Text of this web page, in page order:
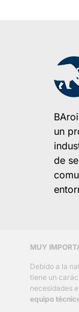
un
de
MUY
Debido a la
tiene un
necesidades
equipo